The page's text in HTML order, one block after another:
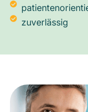
zuverlässig